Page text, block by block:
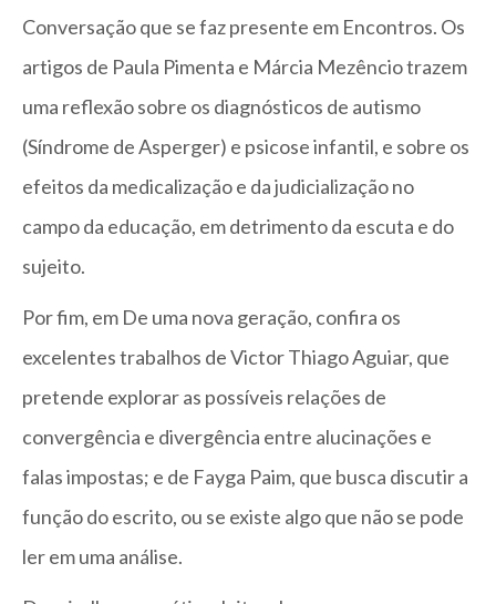
Conversação que se faz presente em Encontros. Os
artigos de Paula Pimenta e Márcia Mezêncio trazem
uma reflexão sobre os diagnósticos de autismo
(Síndrome de Asperger) e psicose infantil, e sobre os
efeitos da medicalização e da judicialização no
campo da educação, em detrimento da escuta e do
sujeito.
Por fim, em De uma nova geração, confira os
excelentes trabalhos de Victor Thiago Aguiar, que
pretende explorar as possíveis relações de
convergência e divergência entre alucinações e
falas impostas; e de Fayga Paim, que busca discutir a
função do escrito, ou se existe algo que não se pode
ler em uma análise.